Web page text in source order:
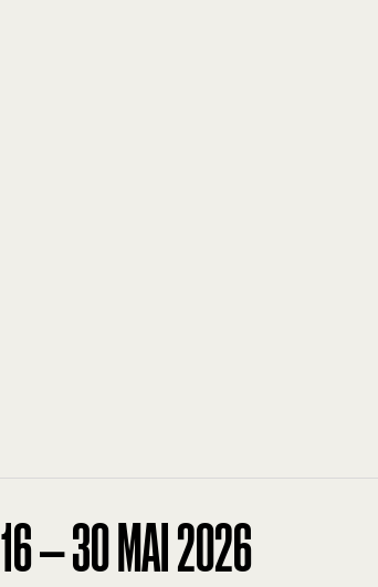
16—30 MAI 2026